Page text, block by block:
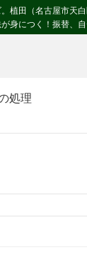
植田（名古屋市天
身につく！振替、自
処理